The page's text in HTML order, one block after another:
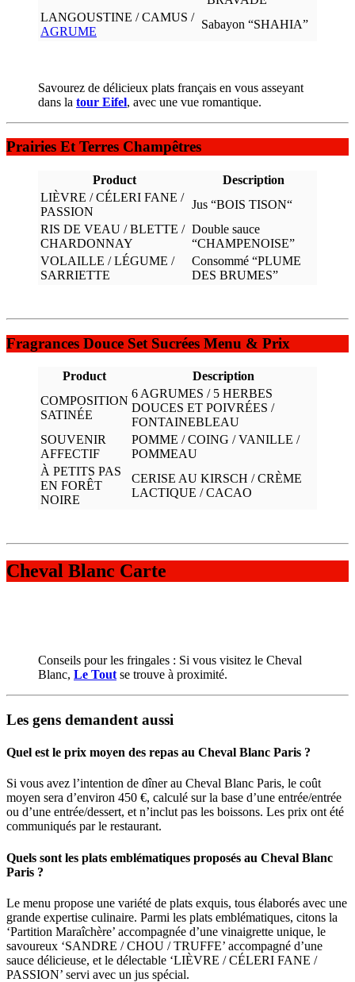
LANGOUSTINE / CAMUS /
AGRUME
Sabayon “SHAHIA”
Savourez de délicieux plats français en vous asseyant
dans la tour Eifel, avec une vue romantique.
Prairies Et Terres Champêtres
Product
Description
LIÈVRE / CÉLERI FANE /
PASSION
Jus “BOIS TISON“
RIS DE VEAU / BLETTE /
CHARDONNAY
Double sauce
“CHAMPENOISE”
VOLAILLE / LÉGUME /
SARRIETTE
Consommé “PLUME
DES BRUMES”
Fragrances Douce Set Sucrées Menu & Prix
Product
Description
COMPOSITION
SATINÉE
6 AGRUMES / 5 HERBES
DOUCES ET POIVRÉES /
FONTAINEBLEAU
SOUVENIR
AFFECTIF
POMME / COING / VANILLE /
POMMEAU
À PETITS PAS
EN FORÊT
NOIRE
CERISE AU KIRSCH / CRÈME
LACTIQUE / CACAO
Cheval Blanc Carte
Conseils pour les fringales : Si vous visitez le Cheval
Blanc, Le Tout se trouve à proximité.
Les gens demandent aussi
Quel est le prix moyen des repas au Cheval Blanc Paris ?
Si vous avez l’intention de dîner au Cheval Blanc Paris, le coût
moyen sera d’environ 450 €, calculé sur la base d’une entrée/entrée
ou d’une entrée/dessert, et n’inclut pas les boissons. Les prix ont été
communiqués par le restaurant.
Quels sont les plats emblématiques proposés au Cheval Blanc
Paris ?
Le menu propose une variété de plats exquis, tous élaborés avec une
grande expertise culinaire. Parmi les plats emblématiques, citons la
‘Partition Maraîchère’ accompagnée d’une vinaigrette unique, le
savoureux ‘SANDRE / CHOU / TRUFFE’ accompagné d’une
sauce délicieuse, et le délectable ‘LIÈVRE / CÉLERI FANE /
PASSION’ servi avec un jus spécial.